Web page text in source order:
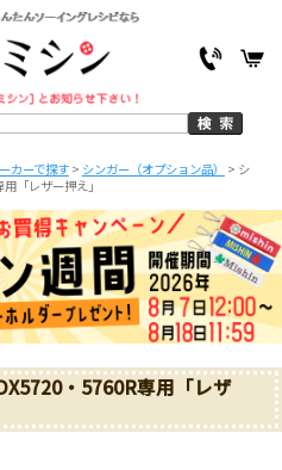
カーで探す> シンガー（オプション品） > シ
「レザー押え」
・5760R専用「レザ